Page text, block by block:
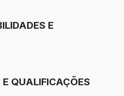
E
E QUALIFICAÇÕES